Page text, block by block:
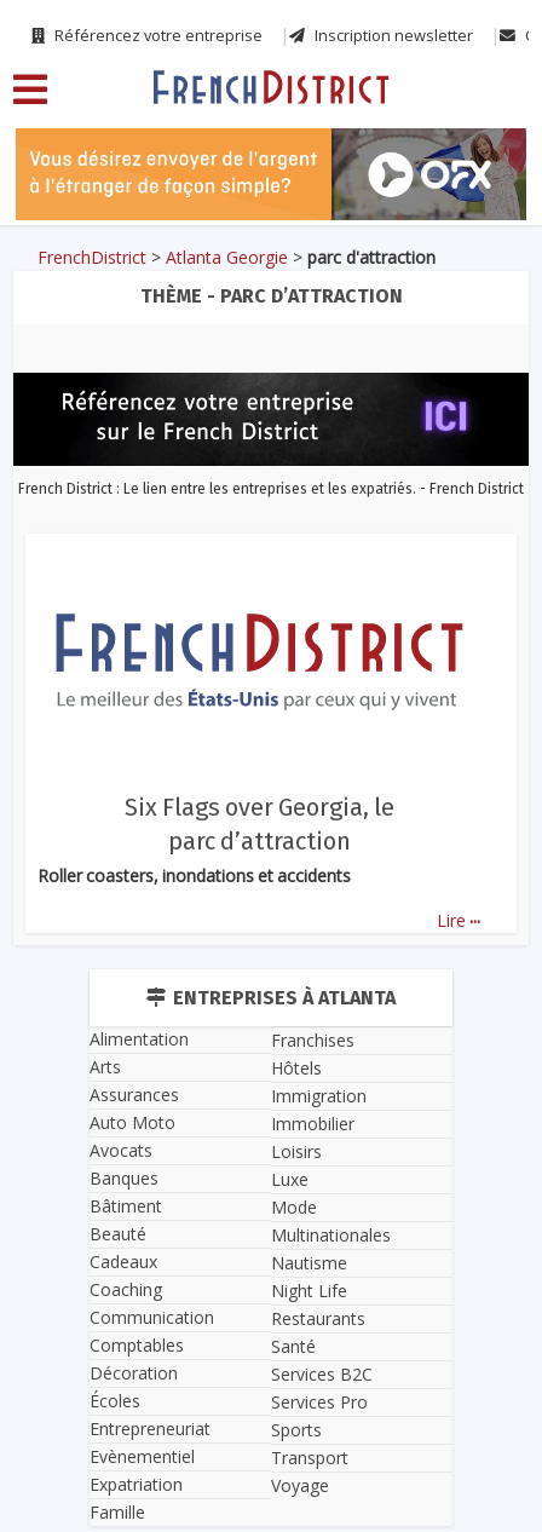
Référencez votre entreprise Inscription newsletter
FrenchDistrict >Atlanta Georgie >parc d'attraction
THÈME - PARC D’ATTRACTION
French District : Le lien entre les entreprises et les expatriés. - French District
Six Flags over Georgia, le
parc d’attraction
Roller coasters, inondations et accidents
Lire ...
ENTREPRISES À ATLANTA
Alimentation
Arts
Assurances
Auto Moto
Avocats
Banques
Bâtiment
Beauté
Cadeaux
Coaching
Communication
Comptables
Décoration
Écoles
Entrepreneuriat
Evènementiel
Expatriation
Famille
Franchises
Hôtels
Immigration
Immobilier
Loisirs
Luxe
Mode
Multinationales
Nautisme
Night Life
Restaurants
Santé
Services B2C
Services Pro
Sports
Transport
Voyage